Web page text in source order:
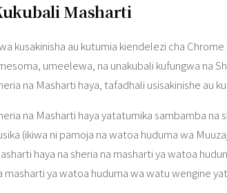
Masharti
kusakinisha au kutumia kiendelezi cha
umeelewa, na unakubali kufungwa na
na Masharti haya, tafadhali usisakinishe au
na Masharti haya yatatumika sambamba
(ikiwa ni pamoja na watoa huduma wa
haya na sheria na masharti ya watoa
masharti ya watoa huduma wa watu wengine